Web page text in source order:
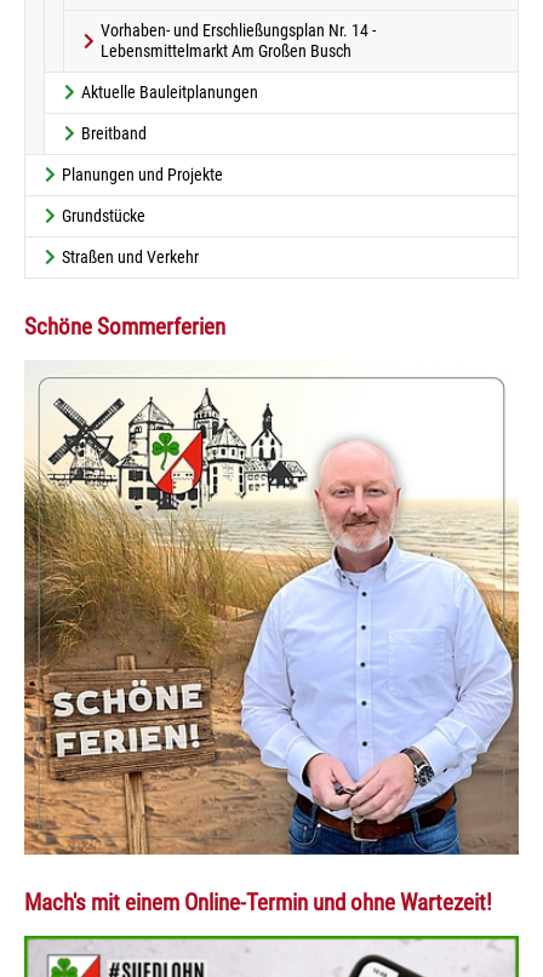
Vorhaben- und Erschließungsplan Nr. 14 -
Lebensmittelmarkt Am Großen Busch
Aktuelle Bauleitplanungen
Breitband
Planungen und Projekte
Grundstücke
Straßen und Verkehr
Schöne Sommerferien
Mach's mit einem Online-Termin und ohne Wartezeit!